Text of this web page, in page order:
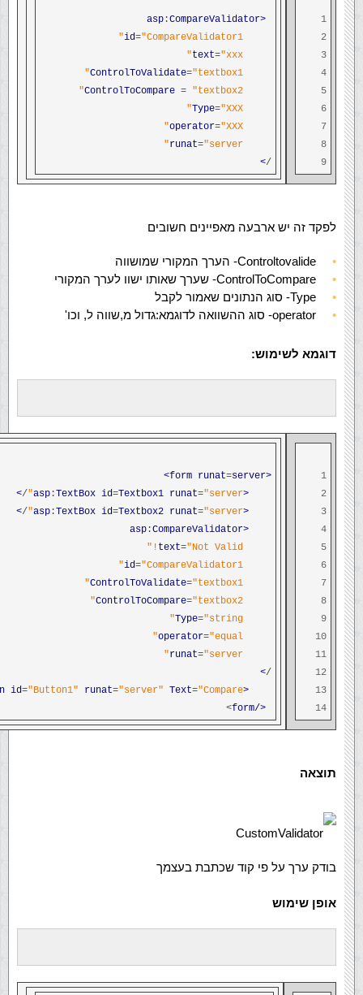
1
2
3
4
5
6
7
8
9
<asp
:CompareValidator
id="CompareValidator1"
text="xxx"
ControlToValidate="textbox1"
ControlToCompare = "textbox2"
Type="XXX"
operator="XXX"
runat="server"
/
>
לפקד זה יש ארבעה מאפיינים חשובים
Controltovalide- הערך המקורי שמושווה
ControlToCompare- שערך שאותו ישוו לערך המקורי
Type- סוג הנתונים שאמור לקבל
operator- סוג ההשוואה לדוגמא:גדול מ,שווה ל, וכו'
דוגמא לשימוש:
1
2
3
4
5
6
7
8
9
10
11
12
13
14
<form
runat=server>
<asp
:TextBox id=Textbox1 runat="server"
/
>
<asp
:TextBox id=Textbox2 runat="server"
/
>
<asp
:CompareValidator
text="Not Valid!"
id="CompareValidator1"
ControlToValidate="textbox1"
ControlToCompare="textbox2"
Type="string"
operator="equal"
runat="server"
/
>
<asp
id="Button1" runat="server" Text="Compare"
</form
>
תוצאה
CustomValidator
בודק ערך על פי קוד שכתבת בעצמך
אופן שימוש